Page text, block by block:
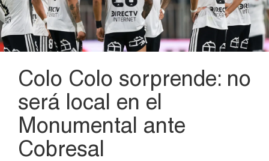
Colo Colo sorprende: no
será local en el
Monumental ante
Cobresal